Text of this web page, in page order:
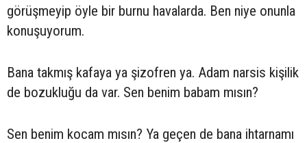
görüşmeyip öyle bir burnu havalarda. Ben niye onunla
konuşuyorum.
Bana takmış kafaya ya şizofren ya. Adam narsis kişilik
de bozukluğu da var. Sen benim babam mısın?
Sen benim kocam mısın? Ya geçen de bana ihtarnamı